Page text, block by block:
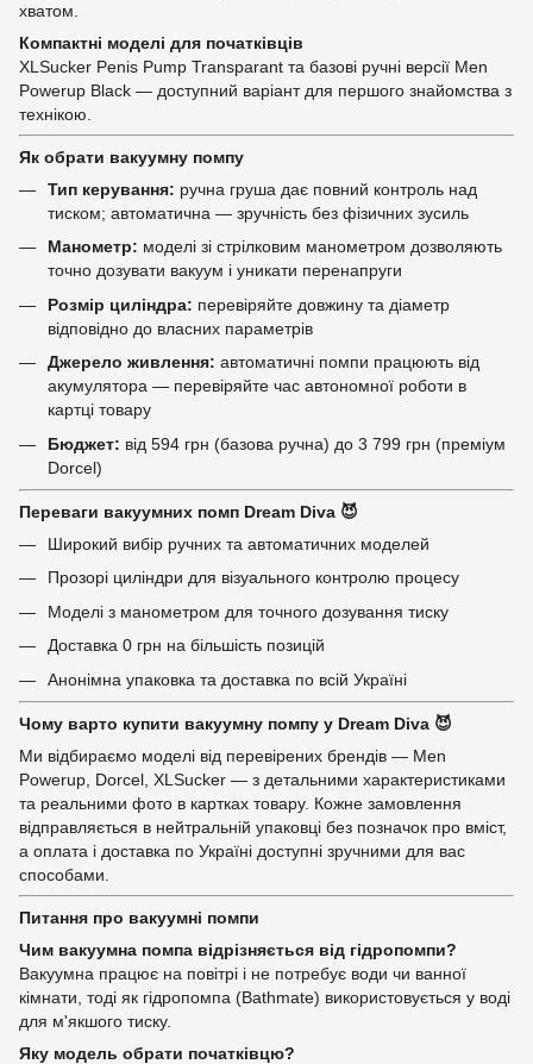
хватом.
Компактні моделі для початківців
XLSucker Penis Pump Transparant та базові ручні версії Men
Powerup Black — доступний варіант для першого знайомства з
технікою.
Як обрати вакуумну помпу
Тип керування: ручна груша дає повний контроль над
тиском; автоматична — зручність без фізичних зусиль
Манометр: моделі зі стрілковим манометром дозволяють
точно дозувати вакуум і уникати перенапруги
Розмір циліндра: перевіряйте довжину та діаметр
відповідно до власних параметрів
Джерело живлення: автоматичні помпи працюють від
акумулятора — перевіряйте час автономної роботи в
картці товару
Бюджет: від 594 грн (базова ручна) до 3 799 грн (преміум
Dorcel)
Переваги вакуумних помп Dream Diva 😈
Широкий вибір ручних та автоматичних моделей
Прозорі циліндри для візуального контролю процесу
Моделі з манометром для точного дозування тиску
Доставка 0 грн на більшість позицій
Анонімна упаковка та доставка по всій Україні
Чому варто купити вакуумну помпу у Dream Diva 😈
Ми відбираємо моделі від перевірених брендів — Men
Powerup, Dorcel, XLSucker — з детальними характеристиками
та реальними фото в картках товару. Кожне замовлення
відправляється в нейтральній упаковці без позначок про вміст,
а оплата і доставка по Україні доступні зручними для вас
способами.
Питання про вакуумні помпи
Чим вакуумна помпа відрізняється від гідропомпи?
Вакуумна працює на повітрі і не потребує води чи ванної
кімнати, тоді як гідропомпа (Bathmate) використовується у воді
для м'якшого тиску.
Яку модель обрати початківцю?